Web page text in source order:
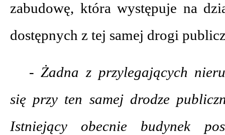
zabudowę, która występuje na
dostępnych z tej samej drogi
- Żadna z przylegających
się przy ten samej drodze
Istniejący obecnie budynek